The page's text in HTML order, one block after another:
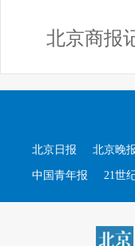
北京商报
北京日报 北京晚
中国青年报 21世